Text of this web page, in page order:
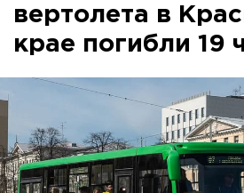
вертолета в
крае погибли 19